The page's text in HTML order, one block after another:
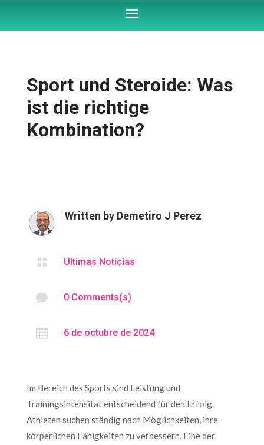
Sport und Steroide: Was
ist die richtige
Kombination?
Written by Demetiro J Perez
 Ultimas Noticias
 0 Comments(s)
 6 de octubre de 2024
Im Bereich des Sports sind Leistung und
Trainingsintensität entscheidend für den Erfolg.
Athleten suchen ständig nach Möglichkeiten, ihre
körperlichen Fähigkeiten zu verbessern. Eine der